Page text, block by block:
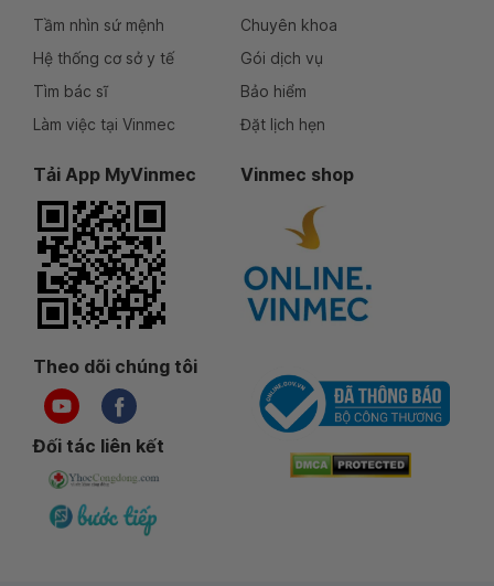
Tầm nhìn sứ mệnh
Hệ thống cơ sở y tế
Tìm bác sĩ
Làm việc tại Vinmec
Chuyên khoa
Gói dịch vụ
Bảo hiểm
Đặt lịch hẹn
Tải App MyVinmec Vinmec shop
Theo dõi chúng tôi
Đối tác liên kết